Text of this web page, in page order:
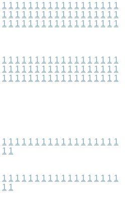
1 1 1 1 1 1 1 1 1 1 1 1 1 1 1 1 1 1
1 1 1 1 1 1 1 1 1 1 1 1 1 1 1 1 1 1
1 1 1 1 1 1 1 1 1 1 1 1 1 1 1 1 1 1
1 1 1 1 1 1 1 1 1 1 1 1 1 1 1 1 1 1
1 1 1 1 1 1 1 1 1 1 1 1 1 1 1 1 1 1
1 1 1 1 1 1 1 1 1 1 1 1 1 1 1 1 1 1
1 1 1 1 1 1 1 1 1 1 1 1 1 1 1 1 1 1
1 1
1 1 1 1 1 1 1 1 1 1 1 1 1 1 1 1 1 1
1 1